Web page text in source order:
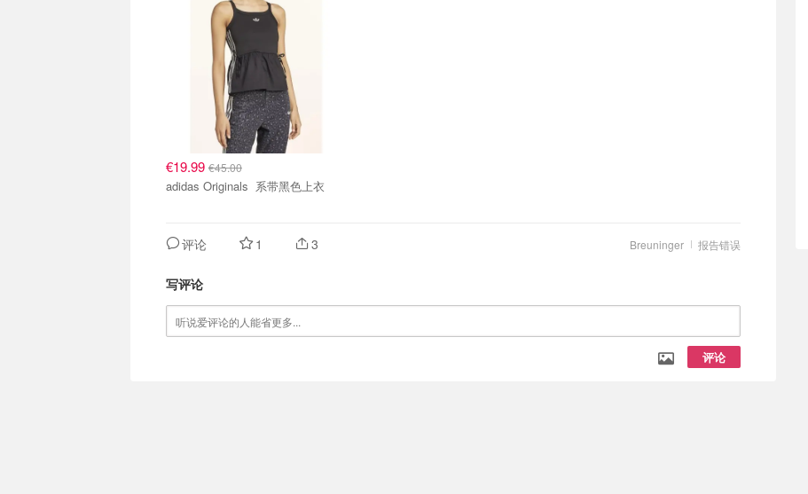
€19.99 €45.00
adidas Originals 系带黑色上衣
报告错误
Breuninger
评论 1 3
写评论
评论